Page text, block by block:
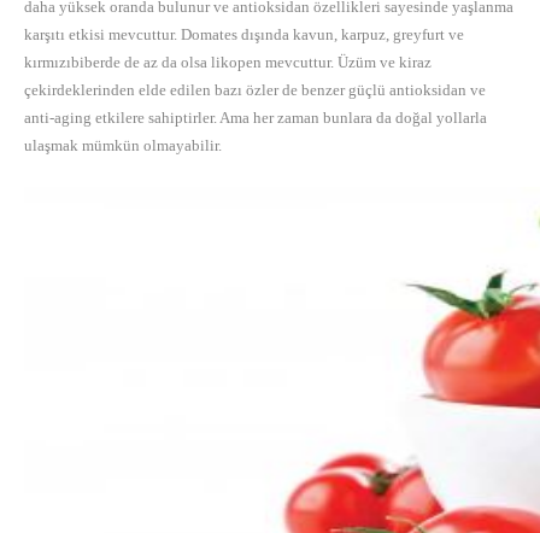
daha yüksek oranda bulunur ve antioksidan özellikleri sayesinde yaşlanma
karşıtı etkisi mevcuttur. Domates dışında kavun, karpuz, greyfurt ve
kırmızıbiberde de az da olsa likopen mevcuttur. Üzüm ve kiraz
çekirdeklerinden elde edilen bazı özler de benzer güçlü antioksidan ve
anti-aging etkilere sahiptirler. Ama her zaman bunlara da doğal yollarla
ulaşmak mümkün olmayabilir.